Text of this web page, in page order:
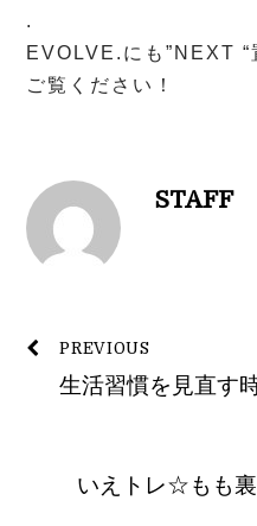
.
EVOLVE.にも”NEXT
ご覧ください！
STAFF
PREVIOUS
生活習慣を見直す
いえトレ☆もも